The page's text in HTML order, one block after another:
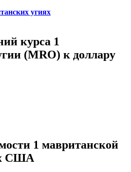
угиях
курса 1
(MRO) к доллару
1 мавританской
США